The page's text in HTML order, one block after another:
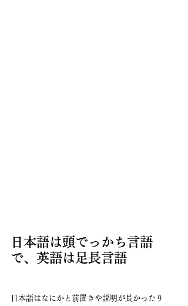
日本語は頭でっかち言語
で、英語は足長言語
日本語はなにかと前置きや説明が長かったり